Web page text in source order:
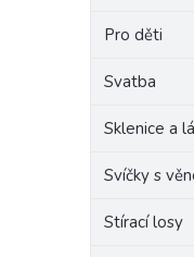
Pro děti
Svatba
Sklenice a
Svíčky s
Stírací losy